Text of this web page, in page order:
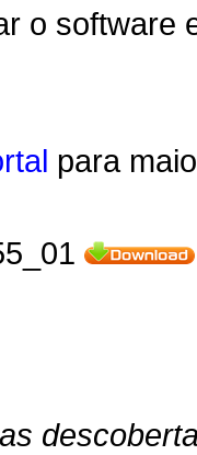
o software
para